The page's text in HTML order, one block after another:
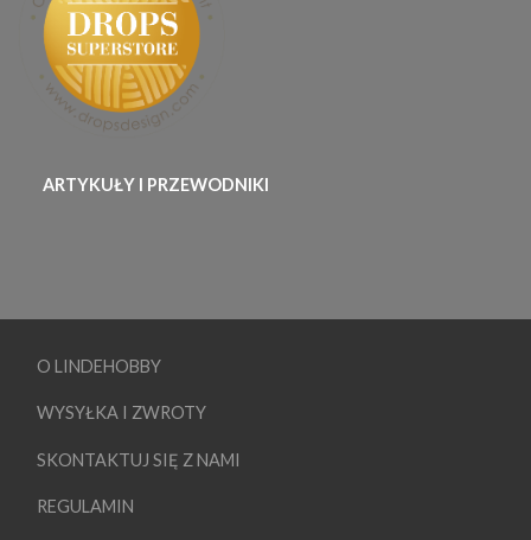
ARTYKUŁY I PRZEWODNIKI
O LINDEHOBBY
WYSYŁKA I ZWROTY
SKONTAKTUJ SIĘ Z NAMI
REGULAMIN